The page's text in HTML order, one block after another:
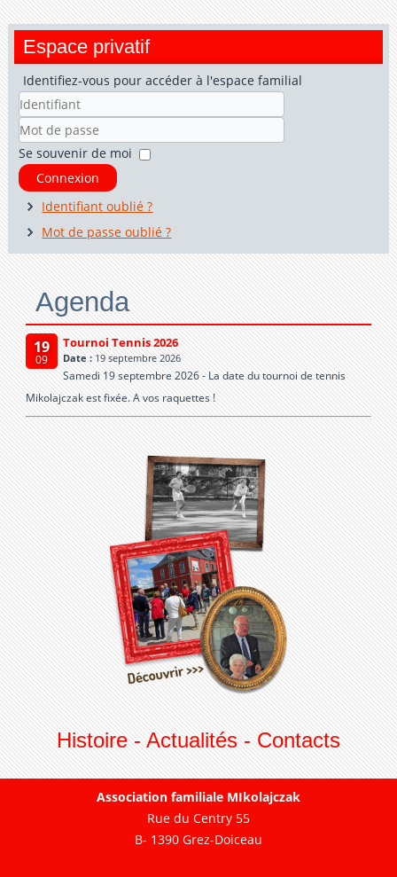
Espace privatif
Identifiez-vous pour accéder à l'espace familial
Identifiant
Mot
de
passe
Se souvenir de moi
Connexion
Identifiant oublié ?
Mot de passe oublié ?
Agenda
19
09
Tournoi Tennis 2026
Date :19 septembre 2026
Samedi 19 septembre 2026 - La date du tournoi de tennis
Mikolajczak est fixée. A vos raquettes !
Histoire-Actualités-Contacts
Association familiale MIkolajczak
Rue du Centry 55
B- 1390 Grez-Doiceau